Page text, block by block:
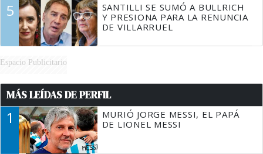
5
SANTILLI SE SUMÓ A BULLRICH
Y PRESIONA PARA LA RENUNCIA
DE VILLARRUEL
Espacio Publicitario
MÁS LEÍDAS DE PERFIL
1
MURIÓ JORGE MESSI, EL PAPÁ
DE LIONEL MESSI